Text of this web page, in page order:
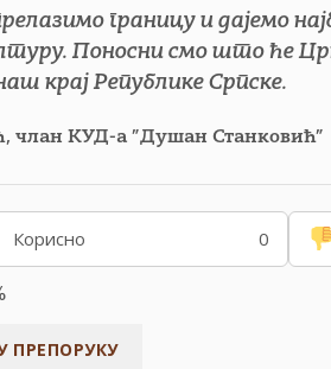
границу и дајемо
Поносни смо што ће
крај Републике Српске.
члан КУД-а ”Душан Станковић”
Корисно 0